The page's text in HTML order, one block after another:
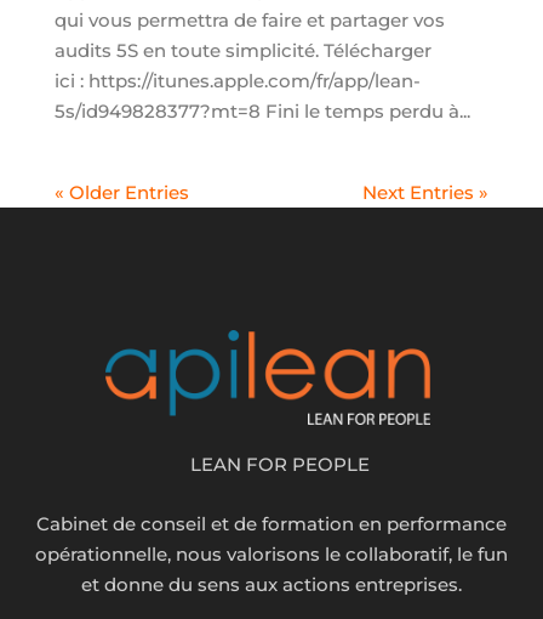
qui vous permettra de faire et partager vos
audits 5S en toute simplicité. Télécharger
ici : https://itunes.apple.com/fr/app/lean-
5s/id949828377?mt=8 Fini le temps perdu à...
« Older Entries Next Entries »
LEAN FOR PEOPLE
Cabinet de conseil et de formation en performance
opérationnelle, nous valorisons le collaboratif, le fun
et donne du sens aux actions entreprises.